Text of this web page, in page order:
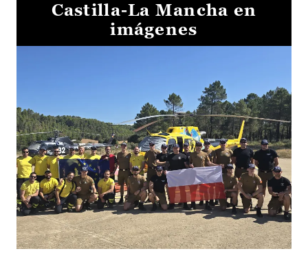
Castilla-La Mancha en
imágenes